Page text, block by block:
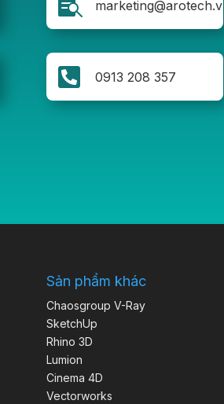
 marketing@arotech.vn
 0913 208 357
Sản phẩm khác
Chaosgroup V-Ray
SketchUp
Rhino 3D
Lumion
Cinema 4D
Vectorworks